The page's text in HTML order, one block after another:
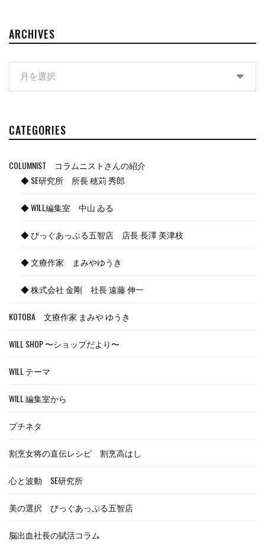
ARCHIVES
CATEGORIES
COLUMNIST コラムニストさんの紹介
◆ SE研究所 所長 穂苅 秀郎
◆ WILL編集室 中山 ゐる
◆ びっぐあっぷる五智店 店長 長澤 美津枝
◆ 文療作家 まみやゆうき
◆ 株式会社 金剛 社長 遠藤 伸一
KOTOBA 文療作家 まみや ゆうき
WILL SHOP 〜ショップだより〜
WILL テーマ
WILL 編集室から
プチネタ
割烹女将の直伝レシピ 割烹高はし
心と波動 SE研究所
美の選択 びっぐあっぷる五智店
脳出血社長の賦活コラム